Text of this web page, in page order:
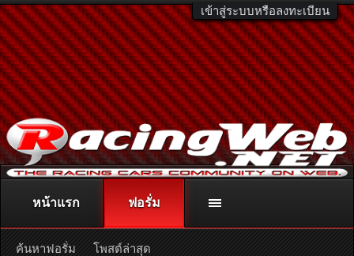
เข้าสู่ระบบหรือลงทะเบียน
ติดต่อลงโฆษณา racingweb@gmail.comหรือโทร. 081-811-1138
หรืออ่านรายละเอียดเพิ่มเติม คลิกที่นี่
หน้าแรก ฟอรั่ม
ค้นหาฟอรั่ม โพสต์ล่าสุด